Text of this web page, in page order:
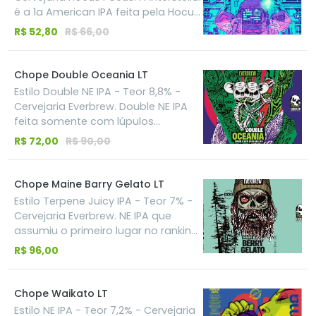
gota só transmita sentimentos
leves, e o teor alcoólico baixo de 5%
permite que cada pessoa possa
é a 1a American IPA feita pela Hocus
Pocus, escolhida como a 2a melhor
uma quantidade grande de lúpulos
que criam uma explosão de aromas
de manga e maracujá, com sabor
cítrico extremo para uma ipa de
apenas 7% de teor alcoólico.
R$ 52,80 R$ 66,00
Chope Double Oceania LT
Estilo Double NE IPA - Teor 8,8% -
Cervejaria Everbrew. Double NE IPA
feita somente com lúpulos
australianos Vic Secret, Galaxy,
(maracujá, pêssego, abacaxi) com
notas de hortelã e limão.
R$ 72,00 R$ 90,00
Chope Maine Barry Gelato LT
Estilo Terpene Juicy IPA - Teor 7% -
Cervejaria Everbrew. NE IPA que
assumiu o primeiro lugar no ranking
brasileiro do Untappd, já conhecida
da Strain Berry Gelato, uma cepa
que traz aromas tropicais, baunilha
R$ 96,00
Chope Waikato LT
Estilo NE IPA - Teor 7,2% - Cervejaria